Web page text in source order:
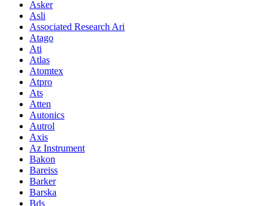
Asker
Asli
Associated Research Ari
Atago
Ati
Atlas
Atomtex
Atpro
Ats
Atten
Autonics
Autrol
Axis
Az Instrument
Bakon
Bareiss
Barker
Barska
Bds